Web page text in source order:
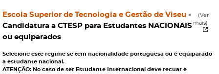
Escola Superior de Tecnologia e Gestão de Viseu -
Candidatura a CTESP para Estudantes NACIONAIS
ou equiparados
(Ver
mais)
Selecione este regime se tem nacionalidade portuguesa ou é equiparado
a estudante nacional.
ATENÇÃO: No caso de ser Estudante Internacional deve recuar e